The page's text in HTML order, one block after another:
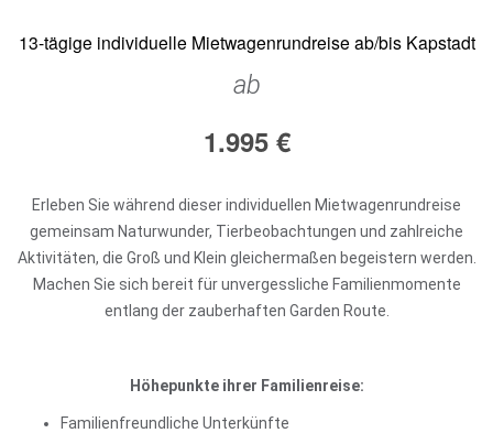
13-tägige individuelle Mietwagenrundreise ab/bis Kapstadt
ab
1.995 €
Erleben Sie während dieser individuellen Mietwagenrundreise
gemeinsam Naturwunder, Tierbeobachtungen und zahlreiche
Aktivitäten, die Groß und Klein gleichermaßen begeistern werden.
Machen Sie sich bereit für unvergessliche Familienmomente
entlang der zauberhaften Garden Route.
Höhepunkte ihrer Familienreise:
Familienfreundliche Unterkünfte